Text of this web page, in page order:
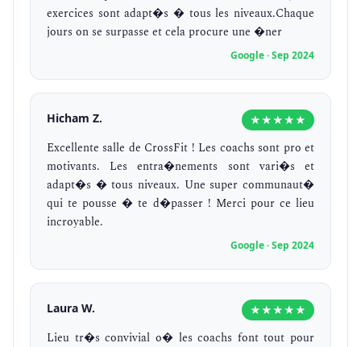
exercices sont adapt�s � tous les niveaux.Chaque
jours on se surpasse et cela procure une �ner
Google · Sep 2024
Hicham Z. ★★★★★
Excellente salle de CrossFit ! Les coachs sont pro et
motivants. Les entra�nements sont vari�s et
adapt�s � tous niveaux. Une super communaut�
qui te pousse � te d�passer ! Merci pour ce lieu
incroyable.
Google · Sep 2024
Laura W. ★★★★★
Lieu tr�s convivial o� les coachs font tout pour